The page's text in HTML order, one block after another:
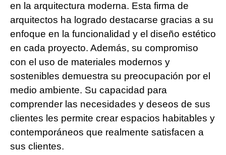
en la arquitectura moderna. Esta firma de
arquitectos ha logrado destacarse gracias a su
enfoque en la funcionalidad y el diseño estético
en cada proyecto. Además, su compromiso
con el uso de materiales modernos y
sostenibles demuestra su preocupación por el
medio ambiente. Su capacidad para
comprender las necesidades y deseos de sus
clientes les permite crear espacios habitables y
contemporáneos que realmente satisfacen a
sus clientes.